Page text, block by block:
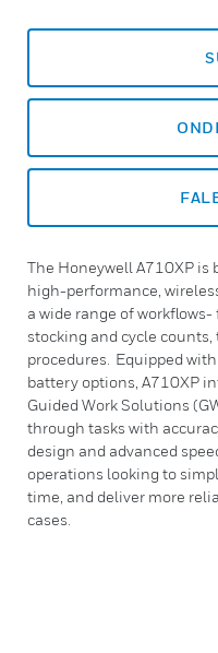
The Honeywell A710XP
high-performance,
a wide range of
stocking and cycle
procedures. Equipped
battery options, A710XP
Guided Work Solutions
through tasks with
design and advanced
operations looking to
time, and deliver more
cases.